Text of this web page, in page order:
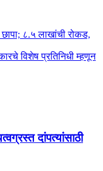
छापा; ८.५ लाखांची रोकड,
विशेष प्रतिनिधी म्हणून
दांपत्यांसाठी